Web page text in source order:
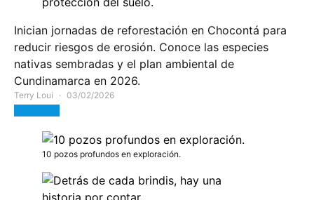
Inician jornadas de reforestación en Chocontá para
reducir riesgos de erosión. Conoce las especies
nativas sembradas y el plan ambiental de
Cundinamarca en 2026.
Terry Loui 03/02/2026
10 pozos profundos en exploración.